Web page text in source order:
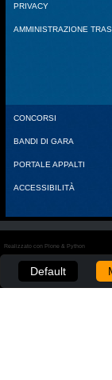
PRIVACY
AMMINISTRAZIONE
CONCORSI
BANDI DI GARA
PORTALE APPALTI
ACCESSIBILITÀ
Realizzato con Plone & Python
Default